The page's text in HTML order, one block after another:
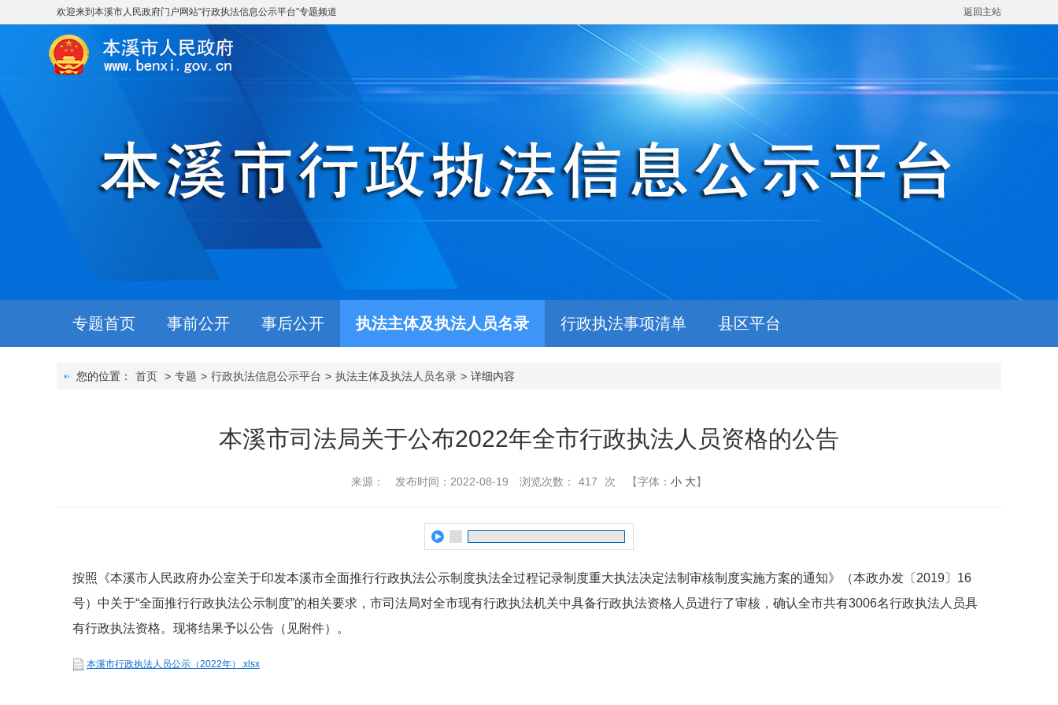
欢迎来到 本溪市人民政府门户网站“行政执法信息公示平台”专题频道 返回主站
专题首页 事前公开 事后公开 执法主体及执法人员名录 行政执法事项清单 县区平台
您的位置： 首页 > 专题 > 行政执法信息公示平台 > 执法主体及执法人员名录 > 详细内容
本溪市司法局关于公布2022年全市行政执法人员资格的公告
来源： 发布时间：2022-08-19 浏览次数： 417 次 【字体： 小 大】
按照《本溪市人民政府办公室关于印发本溪市全面推行行政执法公示制度执法全过程记录制度重大执法决定法制审核制度实施方案的通知》（本政办发〔2019〕16
号）中关于“全面推行行政执法公示制度”的相关要求，市司法局对全市现有行政执法机关中具备行政执法资格人员进行了审核，确认全市共有3006名行政执法人员具
有行政执法资格。现将结果予以公告（见附件）。
本溪市行政执法人员公示（2022年）.xlsx